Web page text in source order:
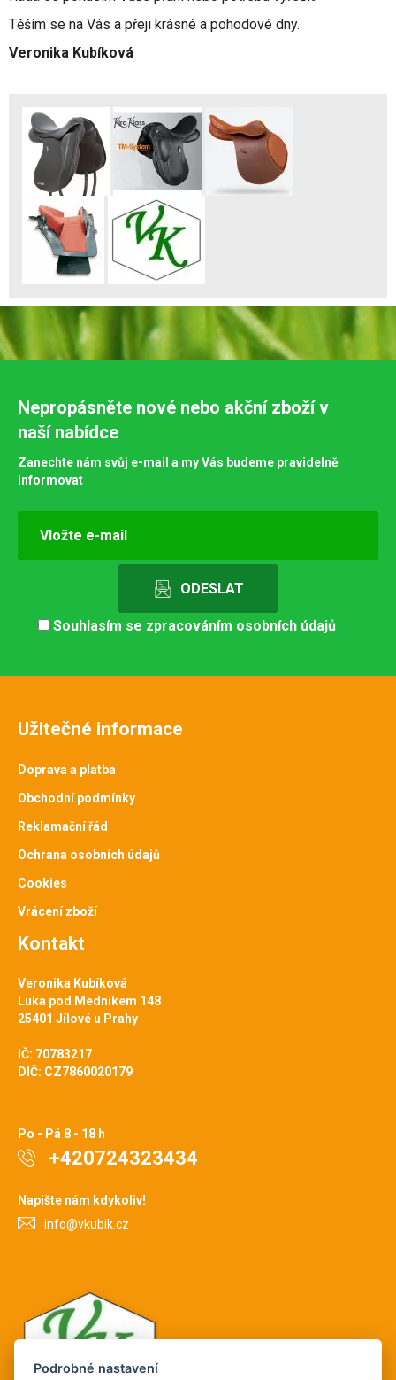
Těším se na Vás a přeji krásné a pohodové dny.
Veronika Kubíková
Nepropásněte nové nebo akční zboží v
naší nabídce
Zanechte nám svůj e-mail a my Vás budeme pravidelně
informovat
Souhlasím se zpracováním osobních údajů
Užitečné informace
Doprava a platba
Obchodní podmínky
Reklamační řád
Ochrana osobních údajů
Cookies
Vrácení zboží
Kontakt
Veronika Kubíková
Luka pod Medníkem 148
25401 Jílové u Prahy
IČ: 70783217
DIČ: CZ7860020179
Po - Pá 8 - 18 h
+420724323434
Napište nám kdykoliv!
info@vkubik.cz
Podrobné nastavení